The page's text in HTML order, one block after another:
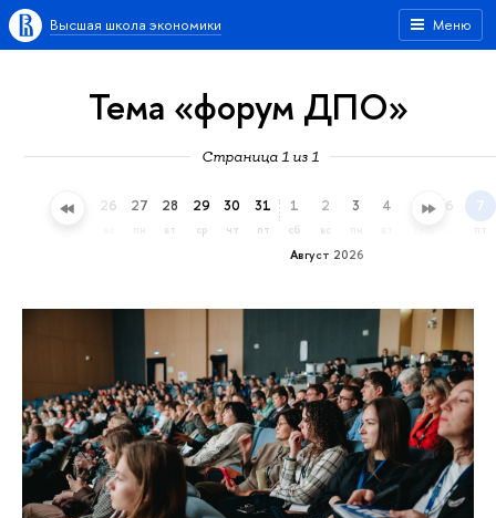
Меню
Высшая школа экономики
Тема «форум ДПО»
Страница 1 из 1
25 26 27 28
вт
29
ср
30
чт
31
пт
Август 2026
1
сб
2
вс
3 4 5 6 7
пт